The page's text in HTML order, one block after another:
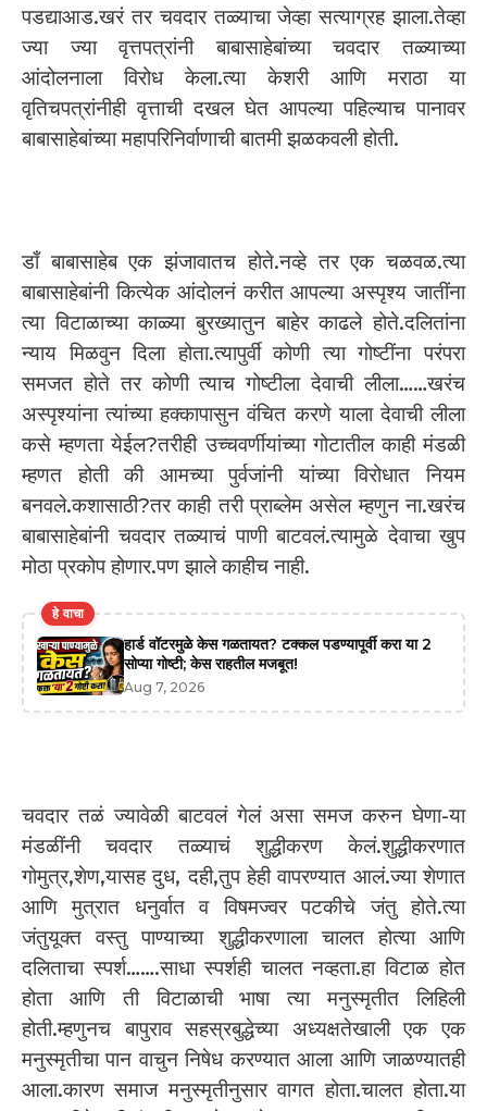
पडद्याआड.खरं तर चवदार तळ्याचा जेव्हा सत्याग्रह झाला.तेव्हा
ज्या ज्या वृत्तपत्रांनी बाबासाहेबांच्या चवदार तळ्याच्या
आंदोलनाला विरोध केला.त्या केशरी आणि मराठा या
वृतिचपत्रांनीही वृत्ताची दखल घेत आपल्या पहिल्याच पानावर
बाबासाहेबांच्या महापरिनिर्वाणाची बातमी झळकवली होती.
डाँ बाबासाहेब एक झंजावातच होते.नव्हे तर एक चळवळ.त्या
बाबासाहेबांनी कित्येक आंदोलनं करीत आपल्या अस्पृश्य जातींना
त्या विटाळाच्या काळ्या बुरख्यातुन बाहेर काढले होते.दलितांना
न्याय मिळवुन दिला होता.त्यापुर्वी कोणी त्या गोष्टींना परंपरा
समजत होते तर कोणी त्याच गोष्टीला देवाची लीला……खरंच
अस्पृश्यांना त्यांच्या हक्कापासुन वंचित करणे याला देवाची लीला
कसे म्हणता येईल?तरीही उच्चवर्णीयांच्या गोटातील काही मंडळी
म्हणत होती की आमच्या पुर्वजांनी यांच्या विरोधात नियम
बनवले.कशासाठी?तर काही तरी प्राब्लेम असेल म्हणुन ना.खरंच
बाबासाहेबांनी चवदार तळ्याचं पाणी बाटवलं.त्यामुळे देवाचा खुप
मोठा प्रकोप होणार.पण झाले काहीच नाही.
हे वाचा
हार्ड वॉटरमुळे केस गळतायत? टक्कल पडण्यापूर्वी करा या 2
सोप्या गोष्टी; केस राहतील मजबूत!
Aug 7, 2026
चवदार तळं ज्यावेळी बाटवलं गेलं असा समज करुन घेणा-या
मंडळींनी चवदार तळ्याचं शुद्धीकरण केलं.शुद्धीकरणात
गोमुत्र,शेण,यासह दुध, दही,तुप हेही वापरण्यात आलं.ज्या शेणात
आणि मुत्रात धनुर्वात व विषमज्वर पटकीचे जंतु होते.त्या
जंतुयूक्त वस्तु पाण्याच्या शुद्धीकरणाला चालत होत्या आणि
दलिताचा स्पर्श…….साधा स्पर्शही चालत नव्हता.हा विटाळ होत
होता आणि ती विटाळाची भाषा त्या मनुस्मृतीत लिहिली
होती.म्हणुनच बापुराव सहस्रबुद्धेच्या अध्यक्षतेखाली एक एक
मनुस्मृतीचा पान वाचुन निषेध करण्यात आला आणि जाळण्यातही
आला.कारण समाज मनुस्मृतीनुसार वागत होता.चालत होता.या